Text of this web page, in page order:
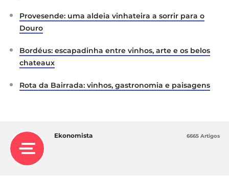
Provesende: uma aldeia vinhateira a sorrir para o
Douro
Bordéus: escapadinha entre vinhos, arte e os belos
chateaux
Rota da Bairrada: vinhos, gastronomia e paisagens
Ekonomista 6665 Artigos